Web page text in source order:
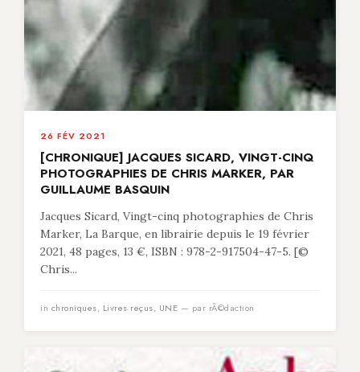
26 FÉV 2021
[CHRONIQUE] JACQUES SICARD, VINGT-CINQ
PHOTOGRAPHIES DE CHRIS MARKER, PAR
GUILLAUME BASQUIN
Jacques Sicard, Vingt-cinq photographies de Chris
Marker, La Barque, en librairie depuis le 19 février
2021, 48 pages, 13 €, ISBN : 978-2-917504-47-5. [©
Chris...
in chroniques, Livres reçus, UNE — par rÃ©daction